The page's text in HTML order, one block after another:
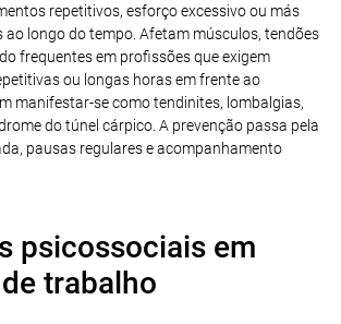
repetitivos, esforço excessivo ou más
longo do tempo. Afetam músculos, tendões
frequentes em profissões que exigem
ou longas horas em frente ao
manifestar-se como tendinites, lombalgias,
do túnel cárpico. A prevenção passa pela
pausas regulares e acompanhamento
psicossociais em
trabalho